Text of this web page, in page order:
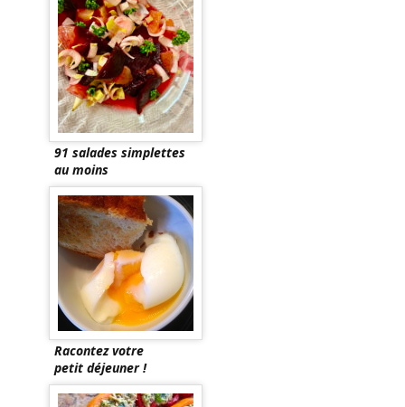
91 salades simplettes
au moins
Racontez votre
petit déjeuner !